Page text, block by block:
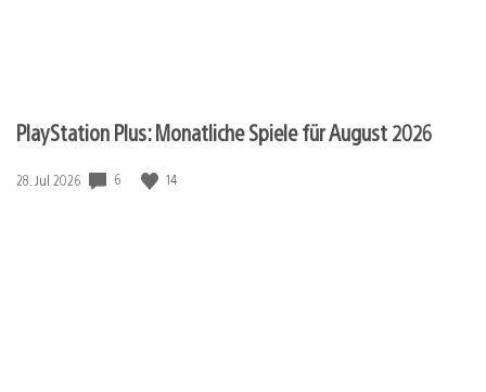
PlayStation Plus: Monatliche Spiele für August 2026
Veröffentlichungsdatum:
28. Jul 2026 6 14